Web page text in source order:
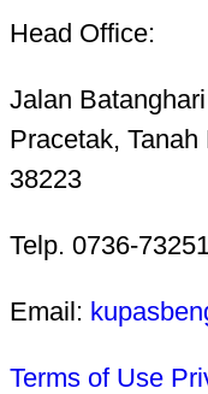
Head Office:
Jalan
Pracetak,
38223
Telp. 0736-
Email:
Terms of Use